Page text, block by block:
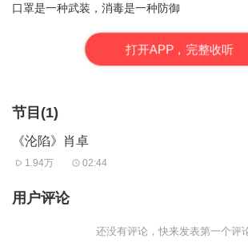
口罩是一种武装，消毒是一种防御
打开APP，完整收听
节目(1)
《沦陷》肖卓
1.94万 02:44
用户评论
还没有评论，快来发表第一个评